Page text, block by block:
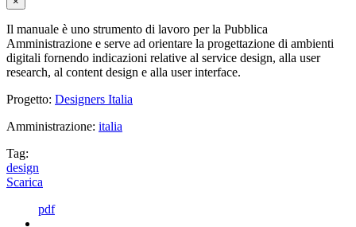
Il manuale è uno strumento di lavoro per la Pubblica
Amministrazione e serve ad orientare la progettazione di ambienti
digitali fornendo indicazioni relative al service design, alla user
research, al content design e alla user interface.
Progetto: Designers Italia
Amministrazione: italia
Tag:
design
Scarica
pdf